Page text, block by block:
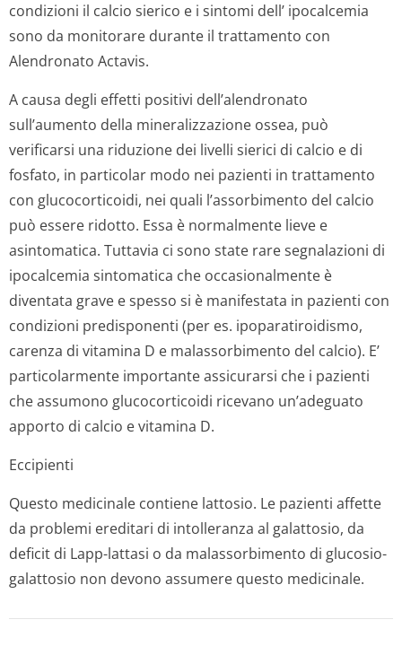
condizioni il calcio sierico e i sintomi dell’ ipocalcemia
sono da monitorare durante il trattamento con
Alendronato Actavis.
A causa degli effetti positivi dell’alendronato
sull’aumento della mineralizzazione ossea, può
verificarsi una riduzione dei livelli sierici di calcio e di
fosfato, in particolar modo nei pazienti in trattamento
con glucocorticoidi, nei quali l’assorbimento del calcio
può essere ridotto. Essa è normalmente lieve e
asintomatica. Tuttavia ci sono state rare segnalazioni di
ipocalcemia sintomatica che occasionalmente è
diventata grave e spesso si è manifestata in pazienti con
condizioni predisponenti (per es. ipoparatiroidismo,
carenza di vitamina D e malassorbimento del calcio). E’
particolarmente importante assicurarsi che i pazienti
che assumono glucocorticoidi ricevano un’adeguato
apporto di calcio e vitamina D.
Eccipienti
Questo medicinale contiene lattosio. Le pazienti affette
da problemi ereditari di intolleranza al galattosio, da
deficit di Lapp-lattasi o da malassorbimento di glucosio-
galattosio non devono assumere questo medicinale.